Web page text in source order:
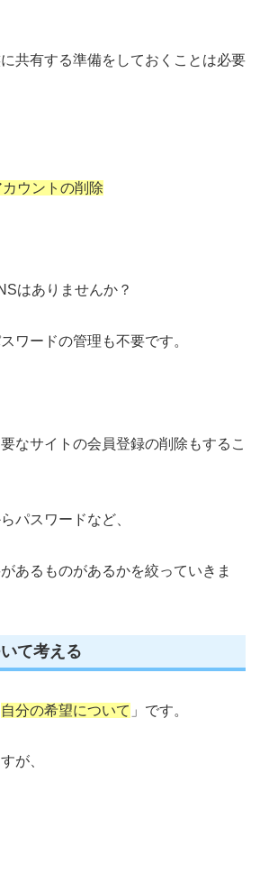
共有する準備をしておくことは必要
ウントの削除
はありませんか？
ワードの管理も不要です。
なサイトの会員登録の削除もするこ
パスワードなど、
あるものがあるかを絞っていきま
て考える
自分の希望について 」です。
が、